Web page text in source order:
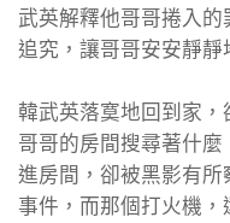
武英解釋他哥哥捲入
追究，讓哥哥安安靜靜
韓武英落寞地回到家
哥哥的房間搜尋著什
進房間，卻被黑影有
事件，而那個打火機